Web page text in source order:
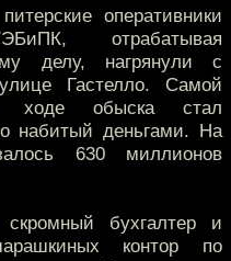
оперативники
отрабатывая
делу, нагрянули с
Гастелло. Самой
ходе обыска стал
набитый деньгами. На
630 миллионов
бухгалтер и
контор по